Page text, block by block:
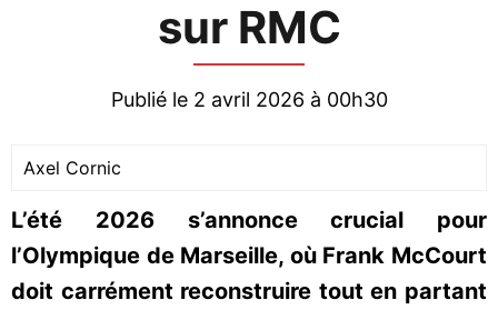
sur RMC
Publié le 2 avril 2026 à 00h30
Axel Cornic
L’été 2026 s’annonce crucial pour
l’Olympique de Marseille, où Frank McCourt
doit carrément reconstruire tout en partant